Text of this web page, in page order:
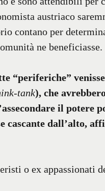
austriaco
contano per
ne beneficiasse.
“periferiche”
tank), che
il potere
dall’alto,
o ex appassionati